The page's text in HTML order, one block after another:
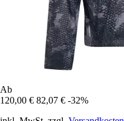
Ab
120,00 € 82,07 € -32%